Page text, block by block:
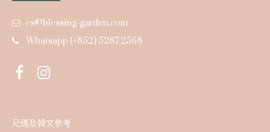
cs@blessing-garden.com
Whatsapp (+852) 5287 2568
尺碼及韓文參考